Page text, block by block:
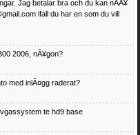
Jag betalar bra och du kan nÃÂ¥
ifall du har en som du vill
2006, nÃ¥gon?
med inlÃ¤gg raderat?
te hd9 base